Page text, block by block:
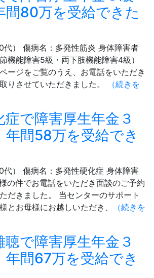
間80万を受給できた
代） 傷病名：多発性筋炎 身体障害者
機能障害5級・両下肢機能障害4級）
ージをご覧のうえ、お電話をいただき
りさせていただきました。
（続きを
症で障害厚生年金３
年間58万を受給でき
代） 傷病名：多発性硬化症 身体障害
の件でお電話をいただき面談のご予約
だきました。 当センターのサポート
とお母様にお越しいただき、
（続きを
聴で障害厚生年金３
年間67万を受給でき